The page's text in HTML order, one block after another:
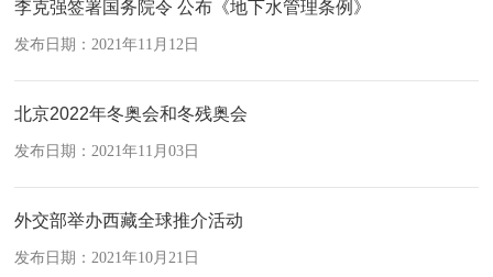
李克强签署国务院令 公布《地下水管理条例》
发布日期：2021年11月12日
北京2022年冬奥会和冬残奥会
发布日期：2021年11月03日
外交部举办西藏全球推介活动
发布日期：2021年10月21日